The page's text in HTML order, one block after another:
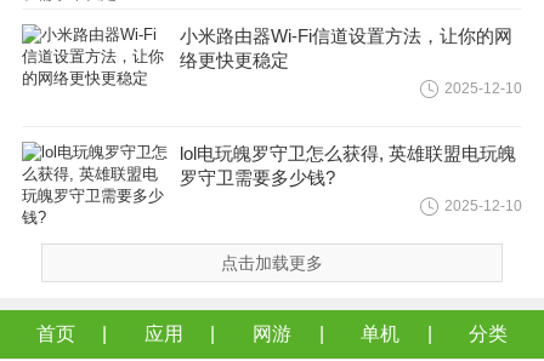
小米路由器Wi-Fi信道设置方法，让你的网
络更快更稳定
2025-12-10
lol电玩魄罗守卫怎么获得, 英雄联盟电玩魄
罗守卫需要多少钱?
2025-12-10
点击加载更多
首页 应用 网游 单机 分类